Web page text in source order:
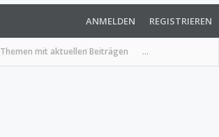
Themen mit aktuellen Beiträgen ...
ANMELDEN REGISTRIEREN